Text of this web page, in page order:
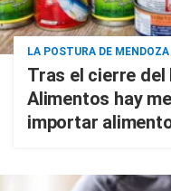
LA POSTURA DE MENDOZA
Tras el cierre
Alimentos hay
importar